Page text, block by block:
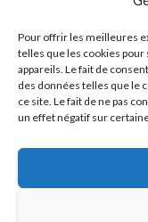
Pour offrir les meilleures
telles que les cookies
appareils. Le fait de
des données telles que le
ce site. Le fait de ne pas
un effet négatif sur
© 2026